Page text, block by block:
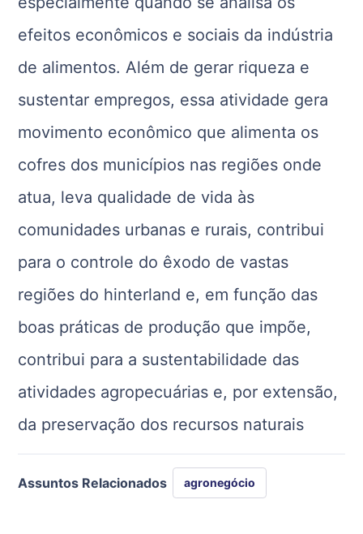
efeitos econômicos e sociais da indústria
de alimentos. Além de gerar riqueza e
sustentar empregos, essa atividade gera
movimento econômico que alimenta os
cofres dos municípios nas regiões onde
atua, leva qualidade de vida às
comunidades urbanas e rurais, contribui
para o controle do êxodo de vastas
regiões do hinterland e, em função das
boas práticas de produção que impõe,
contribui para a sustentabilidade das
atividades agropecuárias e, por extensão,
da preservação dos recursos naturais
Assuntos Relacionados agronegócio